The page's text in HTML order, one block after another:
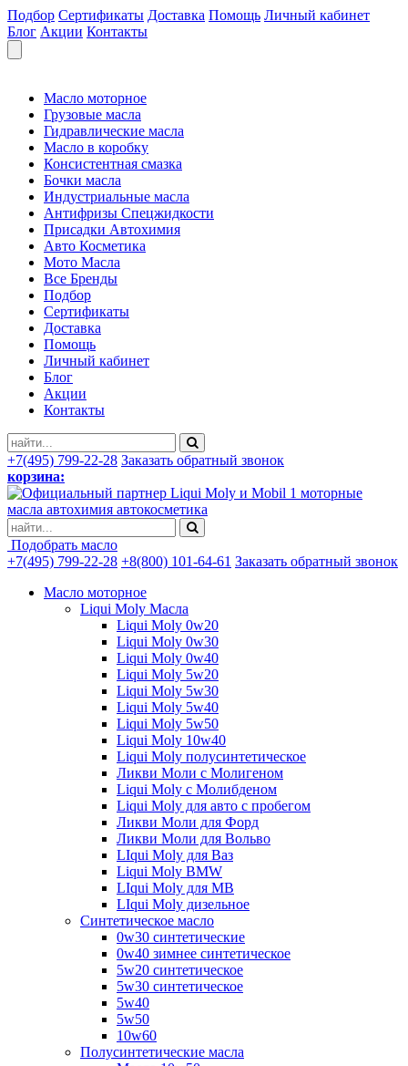
Подбор Сертификаты Доставка Помощь Личный кабинет
Блог Акции Контакты
Масло моторное
Грузовые масла
Гидравлические масла
Масло в коробку
Консистентная смазка
Бочки масла
Индустриальные масла
Антифризы Спецжидкости
Присадки Автохимия
Авто Косметика
Мото Масла
Все Бренды
Подбор
Сертификаты
Доставка
Помощь
Личный кабинет
Блог
Акции
Контакты
+7(495) 799-22-28 Заказать обратный звонок
корзина:
моторные
масла автохимия автокосметика
Подобрать масло
+7(495) 799-22-28 +8(800) 101-64-61 Заказать обратный звонок
Масло моторное
Liqui Moly Масла
Liqui Moly 0w20
Liqui Moly 0w30
Liqui Moly 0w40
Liqui Moly 5w20
Liqui Moly 5w30
Liqui Moly 5w40
Liqui Moly 5w50
Liqui Moly 10w40
Liqui Moly полусинтетическое
Ликви Моли с Молигеном
Liqui Moly с Молибденом
Liqui Moly для авто с пробегом
Ликви Моли для Форд
Ликви Моли для Вольво
LIqui Moly для Ваз
Liqui Moly BMW
LIqui Moly для MB
LIqui Moly дизельное
Синтетическое масло
0w30 синтетические
0w40 зимнее синтетическое
5w20 синтетическое
5w30 синтетическое
5w40
5w50
10w60
Полусинтетические масла